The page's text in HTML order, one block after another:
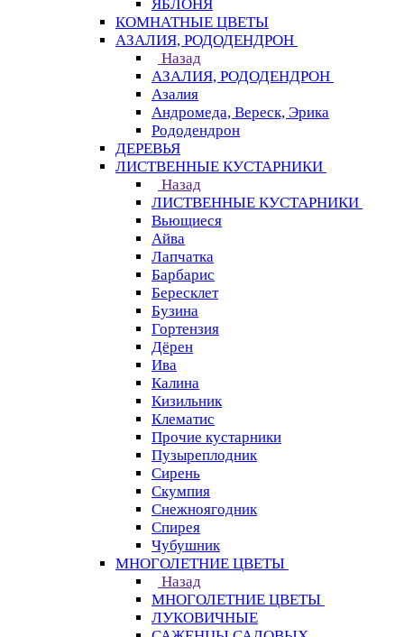
ЯБЛОНЯ
КОМНАТНЫЕ ЦВЕТЫ
АЗАЛИЯ, РОДОДЕНДРОН
Назад
АЗАЛИЯ, РОДОДЕНДРОН
Азалия
Андромеда, Вереск, Эрика
Рододендрон
ДЕРЕВЬЯ
ЛИСТВЕННЫЕ КУСТАРНИКИ
Назад
ЛИСТВЕННЫЕ КУСТАРНИКИ
Вьющиеся
Айва
Лапчатка
Барбарис
Бересклет
Бузина
Гортензия
Дёрен
Ива
Калина
Кизильник
Клематис
Прочие кустарники
Пузыреплодник
Сирень
Скумпия
Снежноягодник
Спирея
Чубушник
МНОГОЛЕТНИЕ ЦВЕТЫ
Назад
МНОГОЛЕТНИЕ ЦВЕТЫ
ЛУКОВИЧНЫЕ